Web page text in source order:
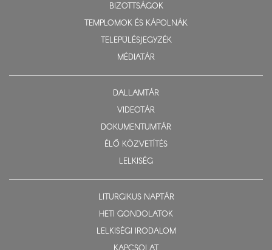
BIZOTTSÁGOK
TEMPLOMOK ÉS KÁPOLNÁK
TELEPÜLÉSJEGYZÉK
MÉDIATÁR
DALLAMTÁR
VIDEOTÁR
DOKUMENTUMTÁR
ÉLŐ KÖZVETÍTÉS
LELKISÉG
LITURGIKUS NAPTÁR
HETI GONDOLATOK
LELKISÉGI IRODALOM